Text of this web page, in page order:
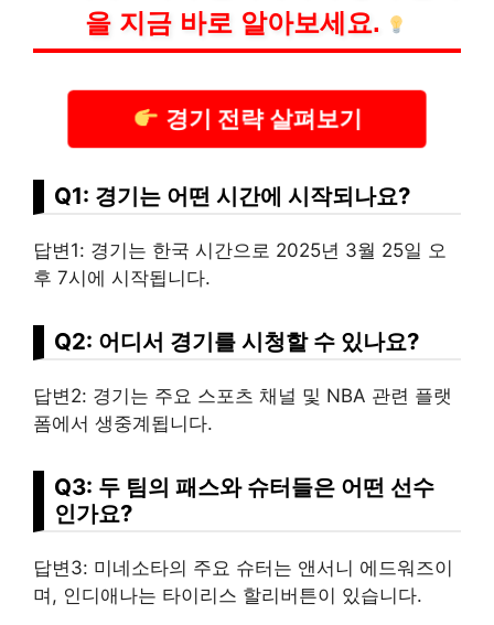
을 지금 바로 알아보세요.
경기 전략 살펴보기
Q1: 경기는 어떤 시간에 시작되나요?
답변1: 경기는 한국 시간으로 2025년 3월 25일 오
후 7시에 시작됩니다.
Q2: 어디서 경기를 시청할 수 있나요?
답변2: 경기는 주요 스포츠 채널 및 NBA 관련 플랫
폼에서 생중계됩니다.
Q3: 두 팀의 패스와 슈터들은 어떤 선수
인가요?
답변3: 미네소타의 주요 슈터는 앤서니 에드워즈이
며, 인디애나는 타이리스 할리버튼이 있습니다.